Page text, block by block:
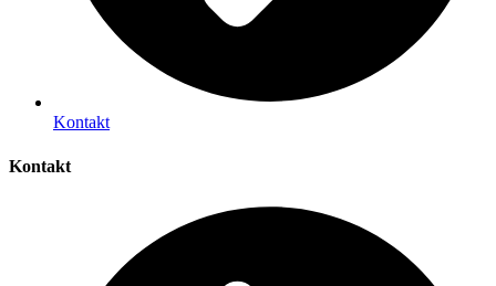
Kontakt
Kontakt